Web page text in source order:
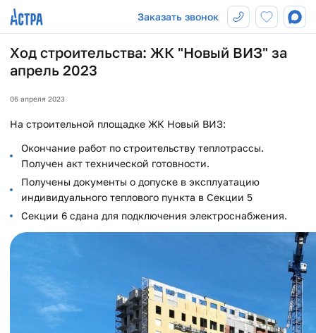
Заказать звонок
Ход строительства: ЖК "Новый ВИЗ" за
апрель 2023
06 апреля 2023
На строительной площадке ЖК Новый ВИЗ:
Окончание работ по строительству теплотрассы.
Получен акт технической готовности.
Получены документы о допуске в эксплуатацию
индивидуального теплового пункта в Секции 5
Секции 6 сдана для подключения электроснабжения.